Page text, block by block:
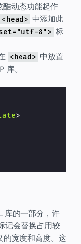
酷动态功能起作
<head> 中添加此
8"> 标
<head> 中放置
库。
>
库的一部分，许
记会替换占用较
的宽度和高度。这